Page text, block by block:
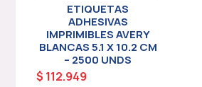
ETIQUETAS
ADHESIVAS
IMPRIMIBLES AVERY
BLANCAS 5.1 X 10.2 CM
– 2500 UNDS
$ 112.949